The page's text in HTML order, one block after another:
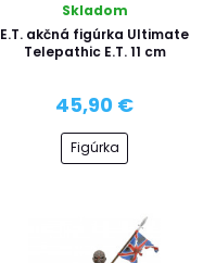
Skladom
E.T. akčná figúrka Ultimate
Telepathic E.T. 11 cm
45,90 €
Figúrka